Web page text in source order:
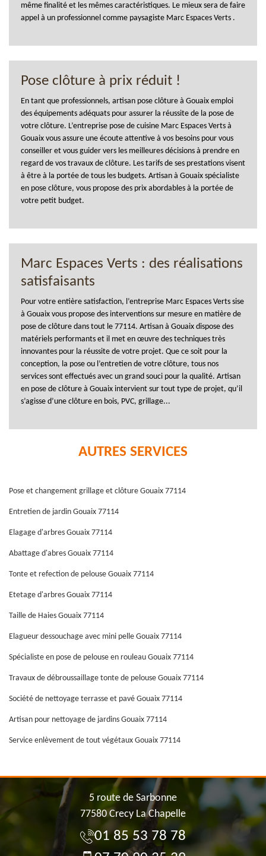
même finalité et les mêmes caractéristiques. Le mieux sera de faire
appel à un professionnel comme paysagiste Marc Espaces Verts .
Pose clôture à prix réduit !
En tant que professionnels, artisan pose clôture à Gouaix emploi
des équipements adéquats pour assurer la réussite de la pose de
votre clôture. L’entreprise pose de cuisine Marc Espaces Verts à
Gouaix vous assure une écoute attentive à vos besoins pour vous
conseiller et vous guider vers les meilleures décisions à prendre en
regard de vos travaux de clôture. Les tarifs de ses prestations visent
à être à la portée de tous les budgets. Artisan à Gouaix spécialiste
en pose clôture, vous propose des prix abordables à la portée de
votre petit budget.
Marc Espaces Verts : des réalisations
satisfaisants
Pour votre entière satisfaction, l’entreprise Marc Espaces Verts sise
à Gouaix vous propose des interventions sur mesure en matière de
pose de clôture dans tout le 77114. Artisan à Gouaix dispose des
matériels performants et il met en œuvre des techniques très
innovantes pour la réussite de votre projet. Que ce soit pour la
conception, la pose ou l’entretien de votre clôture, tous nos
services sont effectués avec un grand souci pour la qualité. Artisan
en pose de clôture à Gouaix intervient sur tout type de projet, qu’il
s’agisse d’une clôture en bois, PVC, grillage...
AUTRES SERVICES
Pose et changement grillage et clôture Gouaix 77114
Entretien de jardin Gouaix 77114
Elagage d'arbres Gouaix 77114
Abattage d'abres Gouaix 77114
Tonte et refection de pelouse Gouaix 77114
Etetage d'arbres Gouaix 77114
Taille de Haies Gouaix 77114
Elagueur dessouchage avec mini pelle Gouaix 77114
Spécialiste en pose de pelouse en rouleau Gouaix 77114
Travaux de débroussaillage tonte de pelouse Gouaix 77114
Société de nettoyage terrasse et pavé Gouaix 77114
Artisan pour nettoyage de jardins Gouaix 77114
Service enlèvement de tout végétaux Gouaix 77114
5 route de Sarbonne
77580 Crecy La Chapelle
01 85 53 78 78